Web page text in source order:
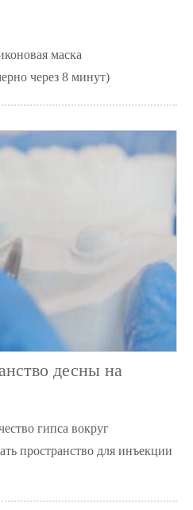
маска
через 8 минут)
десны на
гипса вокруг
пространство для инъекции